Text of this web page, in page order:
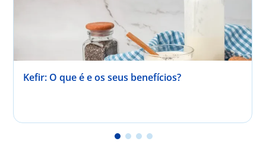
Kefir: O que é e os seus benefícios?